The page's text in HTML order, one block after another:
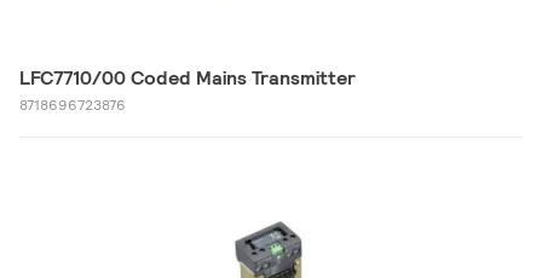
LFC7710/00 Coded Mains Transmitter
8718696723876